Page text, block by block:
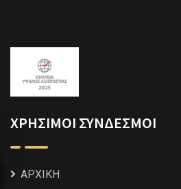
ΧΡΗΣΙΜΟΙ ΣΥΝΔΕΣΜΟΙ
ΑΡΧΙΚΗ